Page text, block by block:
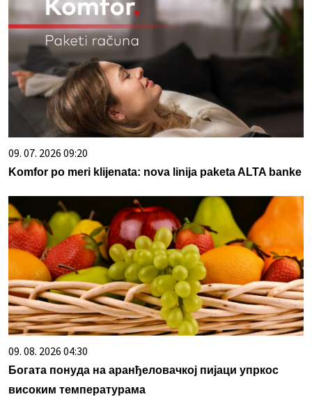
09. 07. 2026 09:20
Komfor po meri klijenata: nova linija paketa ALTA banke
09. 08. 2026 04:30
Богата понуда на аранђеловачкој пијаци упркос
високим температурама